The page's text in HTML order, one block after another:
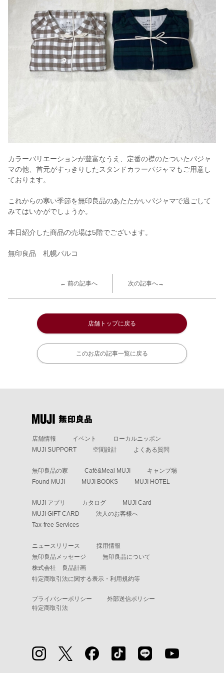
カラーバリエーションが豊富なうえ、定番の襟のたついたパジャ
マの他、首元がすっきりしたスタンドカラーパジャマもご用意し
ております。
これからの寒い季節を無印良品のあたたかいパジャマで過ごして
みてはいかがでしょうか。
本日紹介した商品の売場は5階でございます。
無印良品 札幌パルコ
← 前の記事へ 次の記事へ→
店舗トップに戻る
このお店の記事一覧に戻る
店舗情報 イベント
ローカルニッポン
MUJI SUPPORT
空間設計 よくある質問
無印良品の家 Café&Meal MUJI
キャンプ場
Found MUJI
MUJI BOOKS MUJI HOTEL
MUJI アプリ カタログ
MUJI Card
MUJI GIFT CARD
法人のお客様へ
Tax-free Services
ニュースリリース
採用情報
無印良品メッセージ
無印良品について
株式会社 良品計画
特定商取引法に関する表示・利用規約等
プライバシーポリシー
外部送信ポリシー
特定商取引法